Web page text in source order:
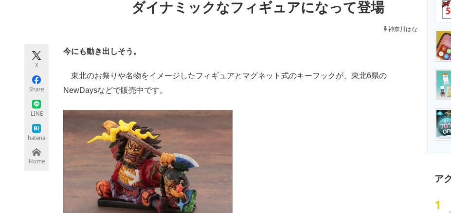
ITエンジニア向け専門サイト 企業向けIT製品の総合サイト IT製品の技術・比較・事例 製造業のIT導入・活用
モノづくり技術者専門サイト エネルギーの専門メ
ちょっと気になるネットの話題
ダイナミックなフィギュアになって登場
神奈川はな
X
Share
LINE
hatena
Home
今にも動き出しそう。
東北のお祭りや名物をイメージしたフィギュアとマグネット式のキーフックが、東北6県の
NewDaysなどで販売中です。
ア
1